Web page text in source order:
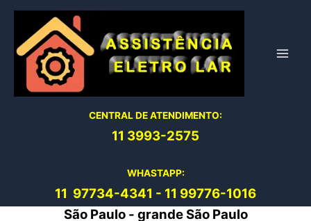
conteúdo
CENTRAL DE ATENDIMENTO:
11 3993-2575
WHASTAPP:
11 97734-4341 - 11 99776-1016
São Paulo - grande São Paulo